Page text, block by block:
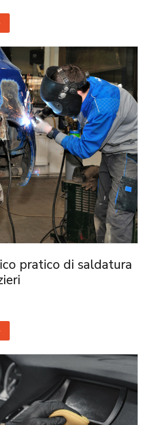
pratico di saldatura